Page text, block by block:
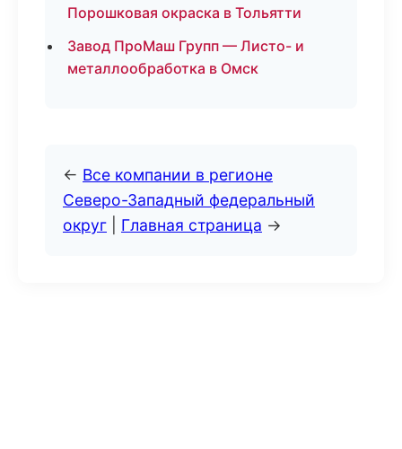
Порошковая окраска в Тольятти
Завод ПроМаш Групп — Листо- и
металлообработка в Омск
← Все компании в регионе
Северо-Западный федеральный
округ
Главная страница →